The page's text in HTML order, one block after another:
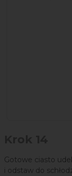
Gotowe ciasto
i odstaw do